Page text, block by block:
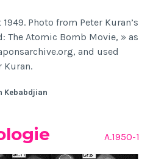
Photo from Peter Kuran’s
The Atomic Bomb Movie, » as
and used
Kuran.
Kebabdjian
A.1950-1